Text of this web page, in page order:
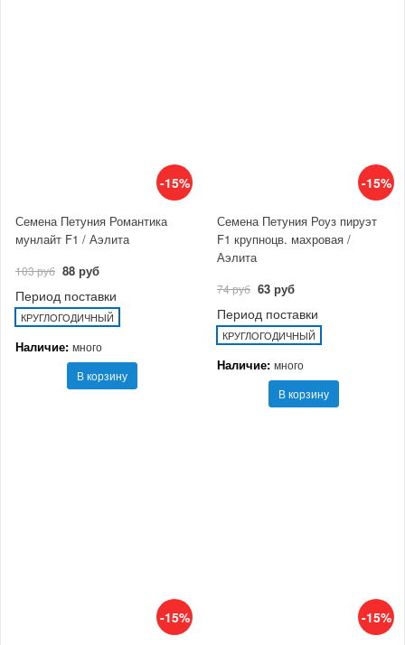
-15%
Семена Петуния Романтика
мунлайт F1 / Аэлита
103 руб 88 руб
Период поставки
КРУГЛОГОДИЧНЫЙ
Наличие: много
В корзину
-15%
Семена Петуния Роуз пируэт
F1 крупноцв. махровая /
Аэлита
74 руб 63 руб
Период поставки
КРУГЛОГОДИЧНЫЙ
Наличие: много
В корзину
-15% -15%